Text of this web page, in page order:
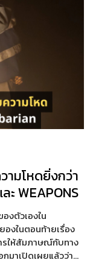
ามโหดยิ่งกว่า
ะ WEAPONS
งตัวเองใน
องในตอนท้ายเรื่อง
รให้สัมภาษณ์กับทาง
กมาเปิดเผยแล้วว่า…